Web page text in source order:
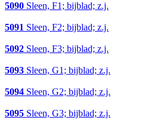
5090 Sleen, F1; bijblad; z.j.
5091 Sleen, F2; bijblad; z.j.
5092 Sleen, F3; bijblad; z.j.
5093 Sleen, G1; bijblad; z.j.
5094 Sleen, G2; bijblad; z.j.
5095 Sleen, G3; bijblad; z.j.